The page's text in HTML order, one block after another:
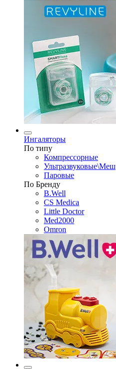
Ингаляторы
По типу
Компрессорные
Ультразвуковые\Меш
Паровые
По Бренду
B.Well
CS Medica
Little Doctor
Med2000
Omron